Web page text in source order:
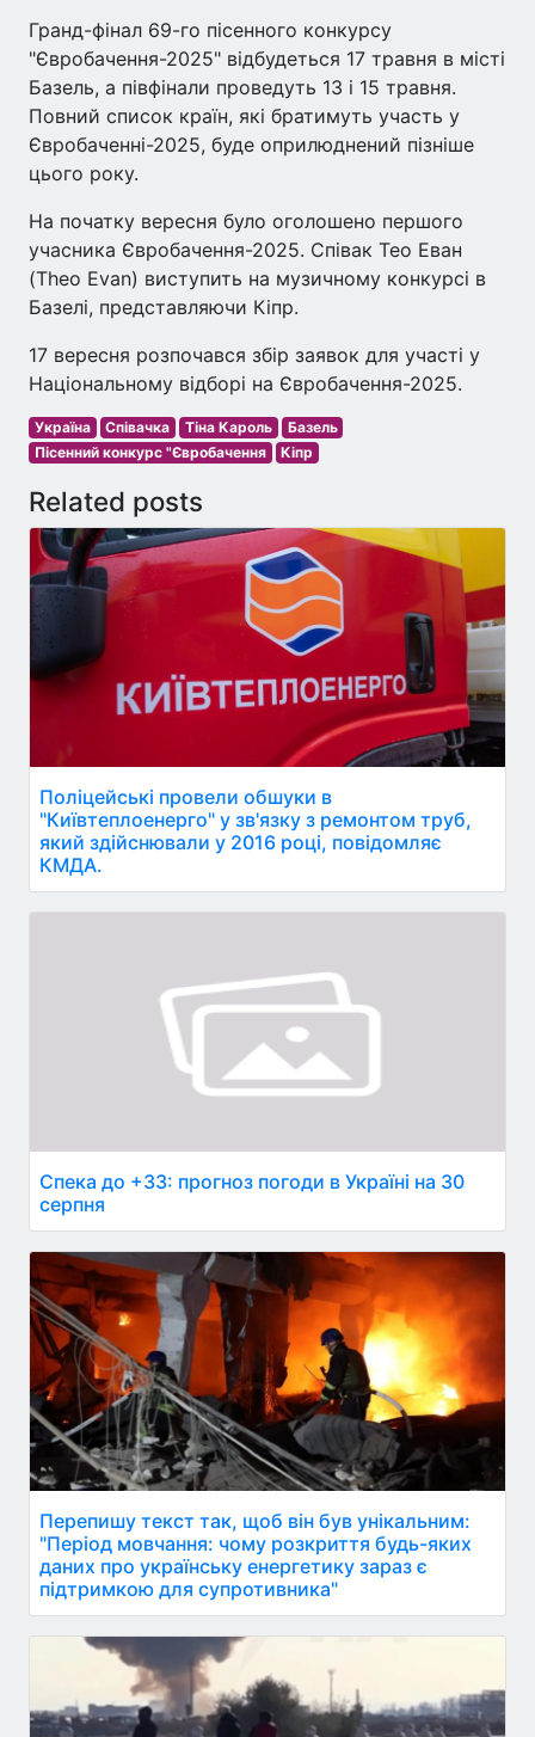
Гранд-фінал 69-го пісенного конкурсу
"Євробачення-2025" відбудеться 17 травня в місті
Базель, а півфінали проведуть 13 і 15 травня.
Повний список країн, які братимуть участь у
Євробаченні-2025, буде оприлюднений пізніше
цього року.
На початку вересня було оголошено першого
учасника Євробачення-2025. Співак Тео Еван
(Theo Evan) виступить на музичному конкурсі в
Базелі, представляючи Кіпр.
17 вересня розпочався збір заявок для участі у
Національному відборі на Євробачення-2025.
Україна Співачка Тіна Кароль
Базель
Пісенний конкурс "Євробачення
Кіпр
Related posts
Поліцейські провели обшуки в
"Київтеплоенерго" у зв'язку з ремонтом труб,
який здійснювали у 2016 році, повідомляє
КМДА.
Спека до +33: прогноз погоди в Україні на 30
серпня
Перепишу текст так, щоб він був унікальним:
"Період мовчання: чому розкриття будь-яких
даних про українську енергетику зараз є
підтримкою для супротивника"